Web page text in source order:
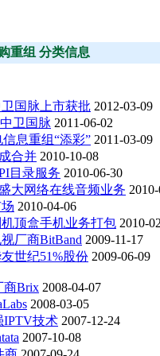
重组 分类信息
国脉上市获批 2012-03-09
卫国脉 2011-06-02
息重组“添彩” 2011-03-09
合并 2010-10-08
目录服务 2010-06-30
大网络在线音频业务
2010-04-06
顶盒手机业务打包 2010-
厂商BitBand 2009-11-17
世纪51%股份 2009-06-09
商Brix 2008-04-07
2008-03-05
IPTV技术 2007-12-24
2007-10-08